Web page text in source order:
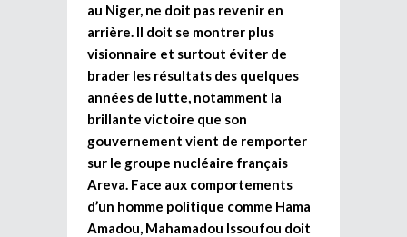
au Niger, ne doit pas revenir en
arrière. Il doit se montrer plus
visionnaire et surtout éviter de
brader les résultats des quelques
années de lutte, notamment la
brillante victoire que son
gouvernement vient de remporter
sur le groupe nucléaire français
Areva. Face aux comportements
d’un homme politique comme Hama
Amadou, Mahamadou Issoufou doit